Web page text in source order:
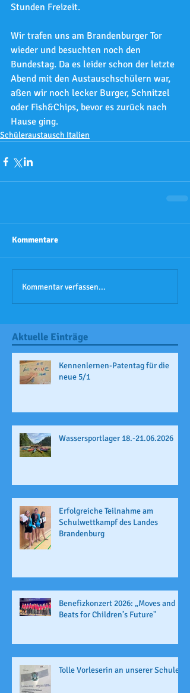
Stunden Freizeit.
Wir trafen uns am Brandenburger Tor
wieder und besuchten noch den
Bundestag. Da es leider schon der letzte
Abend mit den Austauschschülern war,
aßen wir noch lecker Burger, Schnitzel
oder Fish&Chips, bevor es zurück nach
Hause ging.
Schüleraustausch Italien
Kommentare
Kommentar verfassen...
Aktuelle Einträge
Kennenlernen-Patentag für die
neue 5/1
Wassersportlager 18.-21.06.2026
Erfolgreiche Teilnahme am
Schulwettkampf des Landes
Brandenburg
Benefizkonzert 2026: „Moves and
Beats for Children’s Future"
Tolle Vorleserin an unserer Schule